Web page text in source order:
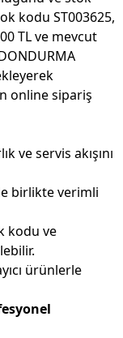
kodu ST003625,
TL ve mevcut
online sipariş
ve servis akışını
birlikte verimli
kodu ve
ürünlerle